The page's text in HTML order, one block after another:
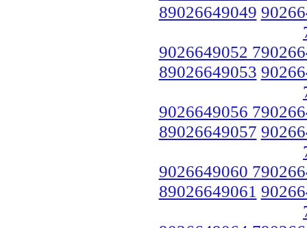
89026649049
9026649052
89026649053
9026649056
89026649057
9026649060
89026649061